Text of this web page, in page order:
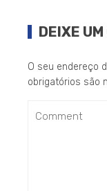
DEIXE
O seu endereço
obrigatórios são